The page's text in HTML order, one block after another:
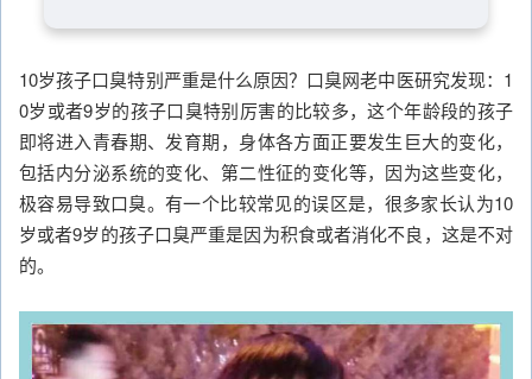
10岁孩子口臭特别严重是什么原因？口臭网老中医研究发现：1
0岁或者9岁的孩子口臭特别厉害的比较多，这个年龄段的孩子
即将进入青春期、发育期，身体各方面正要发生巨大的变化，
包括内分泌系统的变化、第二性征的变化等，因为这些变化，
极容易导致口臭。有一个比较常见的误区是，很多家长认为10
岁或者9岁的孩子口臭严重是因为积食或者消化不良，这是不对
的。